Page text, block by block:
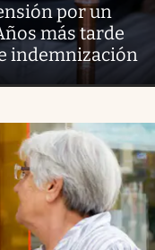
por un
más tarde
indemnización